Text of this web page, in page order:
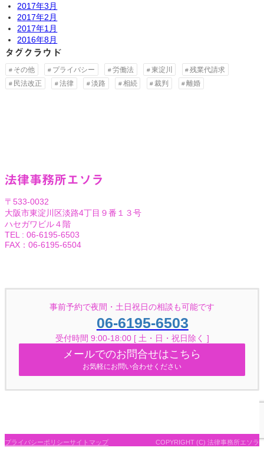
2017年3月
2017年2月
2017年1月
2016年8月
タグクラウド
その他 プライバシー 労働法 東淀川
残業代請求
民法改正
法律 淡路 相続 裁判 離婚
法律事務所エソラ
〒533-0032
大阪市東淀川区淡路4丁目９番１３号
ハセガワビル４階
TEL : 06-6195-6503
FAX：06-6195-6504
事前予約で夜間・土日祝日の相談も可能です
06-6195-6503
受付時間 9:00-18:00 [ 土・日・祝日除く ]
メールでのお問合せはこちら
お気軽にお問い合わせください
プライバシーポリシーサイトマップ COPYRIGHT (C) 法律事務所エソラ